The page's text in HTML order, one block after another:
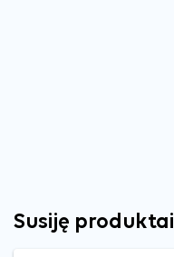
Susiję produktai